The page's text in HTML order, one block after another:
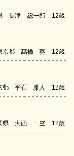
長津 総一郎 12歳
京都 髙橋 葵 12歳
都 平石 雅人 12歳
県 大西 一空 12歳